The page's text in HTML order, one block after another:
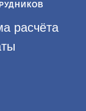
расчёта